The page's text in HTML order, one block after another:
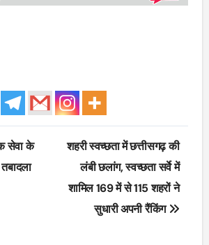
सेवा के
शहरी स्वच्छता में छत्तीसगढ़ की
लंबी छलांग, स्वच्छता सर्वे में
शामिल 169 में से 115 शहरों ने
सुधारी अपनी रैंकिंग